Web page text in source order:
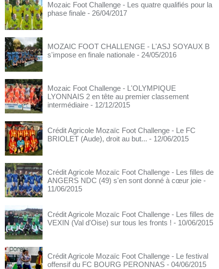
Mozaic Foot Challenge - Les quatre qualifiés pour la
phase finale - 26/04/2017
MOZAIC FOOT CHALLENGE - L'ASJ SOYAUX B
s'impose en finale nationale - 24/05/2016
Mozaic Foot Challenge - L'OLYMPIQUE
LYONNAIS 2 en tête au premier classement
intermédiaire - 12/12/2015
Crédit Agricole Mozaïc Foot Challenge - Le FC
BRIOLET (Aude), droit au but... - 12/06/2015
Crédit Agricole Mozaïc Foot Challenge - Les filles de
ANGERS NDC (49) s'en sont donné à cœur joie -
11/06/2015
Crédit Agricole Mozaïc Foot Challenge - Les filles de
VEXIN (Val d'Oise) sur tous les fronts ! - 10/06/2015
Crédit Agricole Mozaïc Foot Challenge - Le festival
offensif du FC BOURG PERONNAS - 04/06/2015